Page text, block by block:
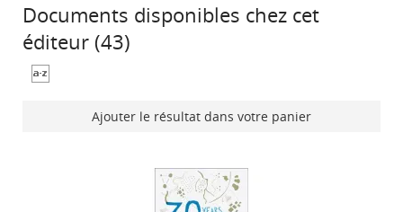
Documents disponibles chez cet
éditeur (43)
Ajouter le résultat dans votre panier